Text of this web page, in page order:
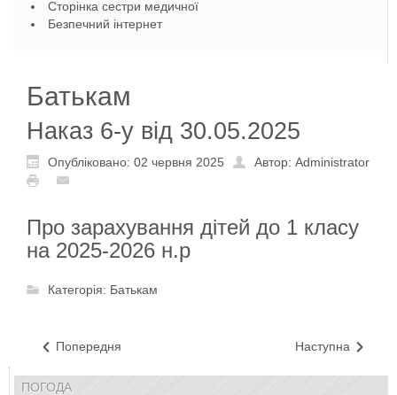
Сторінка сестри медичної
Безпечний інтернет
Батькам
Наказ 6-у від 30.05.2025
Опубліковано: 02 червня 2025 Автор: Administrator
Про зарахування дітей до 1 класу
на 2025-2026 н.р
Категорія: Батькам
Попередня Наступна
ПОГОДА